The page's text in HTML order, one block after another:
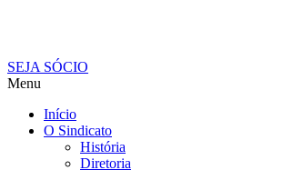
SEJA SÓCIO
Menu
Início
O Sindicato
História
Diretoria